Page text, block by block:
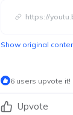
https://
Show original
6 users upvote it!
Upvote